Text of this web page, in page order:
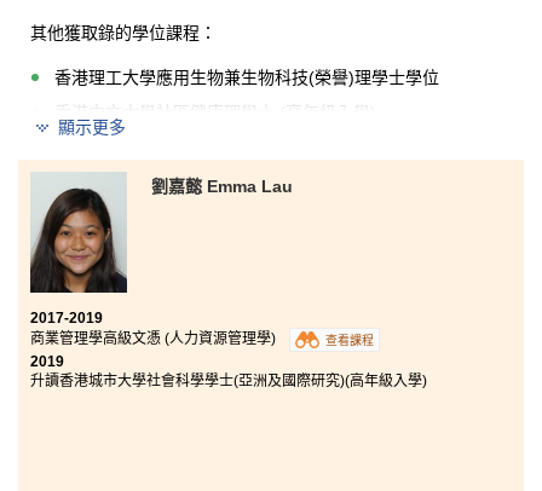
其他獲取錄的學位課程：
香港理工大學應用生物兼生物科技(榮譽)理學士學位
香港中文大學社區健康理學士 (高年級入學)
在公開考試之後，我迷失了，直到我選擇入讀港大保良
何鴻燊社區書院的醫療及保健產品管理高級文憑課程。
儘管公開考試失利，這個課程讓我有一個好的開始。在
這兩年高級文憑課程的學習，我接觸到不少專業範疇如
解剖生理學、微生物學和藥物使用等實用的知識。我還
有機會參加海外製藥和護理科遊學團。老師準備充分，
並為我們提供輔導和研討會。這增強了我的醫學知識打
好根基。 我真的很喜歡在港大保良何鴻燊社區書院學
習。
顯示更多
劉嘉懿 Emma Lau
2017-2019
商業管理學高級文憑 (人力資源管理學)
查看課程
2019
升讀香港城市大學社會科學學士(亞洲及國際研究)(高年級入學)